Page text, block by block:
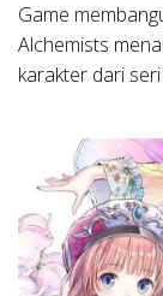
Game
Alchemists
karakter dari